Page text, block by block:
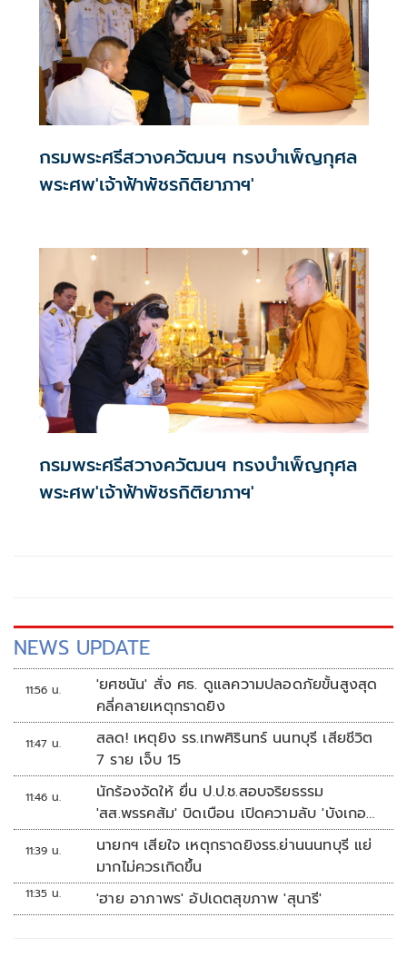
กรมพระศรีสวางควัฒนฯ ทรงบำเพ็ญกุศล
พระศพ'เจ้าฟ้าพัชรกิติยาภาฯ'
กรมพระศรีสวางควัฒนฯ ทรงบำเพ็ญกุศล
พระศพ'เจ้าฟ้าพัชรกิติยาภาฯ'
NEWS UPDATE
11:56 น.
'ยศชนัน' สั่ง ศธ. ดูแลความปลอดภัยขั้นสูงสุด
คลี่คลายเหตุกราดยิง
11:47 น.
สลด! เหตุยิง รร.เทพศิรินทร์ นนทบุรี เสียชีวิต
7 ราย เจ็บ 15
11:46 น.
นักร้องจัดให้ ยื่น ป.ป.ช.สอบจริยธรรม
'สส.พรรคส้ม' บิดเบือน เปิดความลับ 'บังเกอร์
ทหาร'
11:39 น.
นายกฯ เสียใจ เหตุกราดยิงรร.ย่านนนทบุรี แย่
มากไม่ควรเกิดขึ้น
11:35 น. 'ฮาย อาภาพร' อัปเดตสุขภาพ 'สุนารี'